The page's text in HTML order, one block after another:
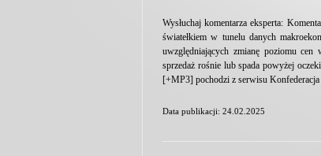
Wysłuchaj komentarza eksperta:
światełkiem w tunelu danych
uwzględniających zmianę poziomu
sprzedaż rośnie lub spada powyżej
[+MP3] pochodzi z serwisu Konfederacja
Data publikacji: 24.02.2025